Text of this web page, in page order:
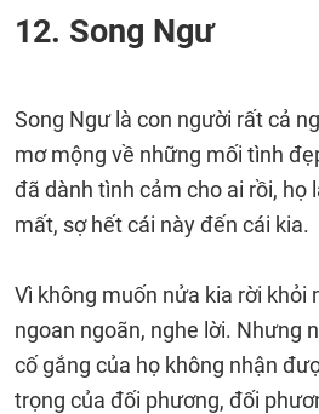
12. Song Ngư
Song Ngư là con người rất cả
mơ mộng về những mối tình
đã dành tình cảm cho ai rồi, họ
mất, sợ hết cái này đến cái kia.
Vì không muốn nửa kia rời khỏi
ngoan ngoãn, nghe lời. Nhưng
cố gắng của họ không nhận
trọng của đối phương, đối